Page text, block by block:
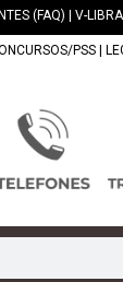
(FAQ) V-
PSS